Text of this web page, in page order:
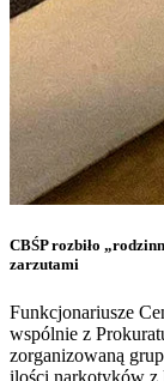
CBŚP rozbiło
zarzutami
Funkcjonariusze
wspólnie z
zorganizowaną
ilości narkotyków z